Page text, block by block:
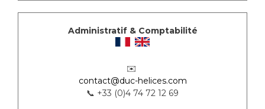
Administratif & Comptabilité
✉️
contact@duc-helices.com
📞 +33 (0)4 74 72 12 69